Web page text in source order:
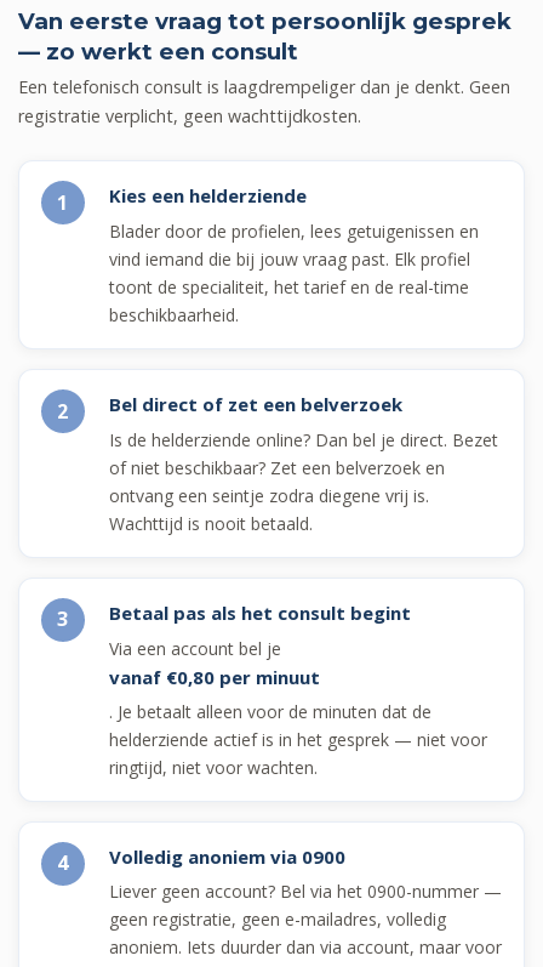
Van eerste vraag tot persoonlijk gesprek
— zo werkt een consult
Een telefonisch consult is laagdrempeliger dan je denkt. Geen
registratie verplicht, geen wachttijdkosten.
1 Kies een helderziende
Blader door de profielen, lees getuigenissen en
vind iemand die bij jouw vraag past. Elk profiel
toont de specialiteit, het tarief en de real-time
beschikbaarheid.
2 Bel direct of zet een belverzoek
Is de helderziende online? Dan bel je direct. Bezet
of niet beschikbaar? Zet een belverzoek en
ontvang een seintje zodra diegene vrij is.
Wachttijd is nooit betaald.
3 Betaal pas als het consult begint
Via een account bel je
vanaf €0,80 per minuut
. Je betaalt alleen voor de minuten dat de
helderziende actief is in het gesprek — niet voor
ringtijd, niet voor wachten.
4 Volledig anoniem via 0900
Liever geen account? Bel via het 0900-nummer —
geen registratie, geen e-mailadres, volledig
anoniem. Iets duurder dan via account, maar voor